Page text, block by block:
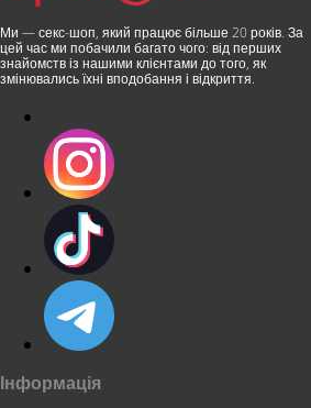
Ми — секс-шоп, який працює більше 20 років. За
цей час ми побачили багато чого: від перших
знайомств із нашими клієнтами до того, як
змінювались їхні вподобання і відкриття.
Інформація